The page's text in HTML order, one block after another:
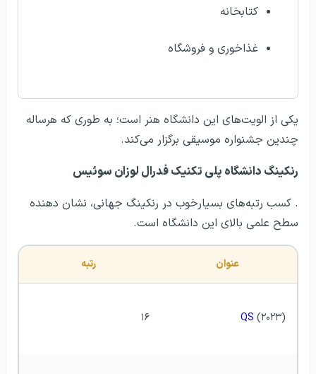
کتابخانه
غذاخوری و فروشگاه
یکی از الویت‌های این دانشگاه هنر است؛ به طوری که هرساله
چندین جشنواره موسیقی برگزار می‌کند.
رنکینگ دانشگاه پلی تکنیک فدرال لوزان سوئیس
. کسب رتبه‌های بسیارخوب در رنکینگ جهانی، نشان دهنده
سطح علمی بالای این دانشگاه است.
عنوان رتبه
QS (۲۰۲۳) ۱۶